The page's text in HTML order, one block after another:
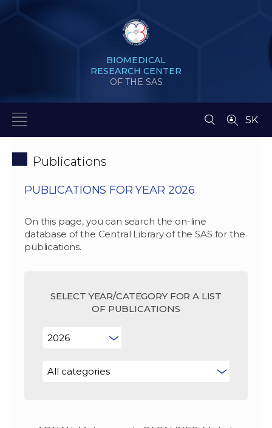
BIOMEDICAL
RESEARCH CENTER
OF THE SAS
SK
Publications
PUBLICATIONS FOR YEAR 2026
On this page, you can search the on-line
database of the Central Library of the SAS for the
publications.
SELECT YEAR/CATEGORY FOR A LIST
OF PUBLICATIONS